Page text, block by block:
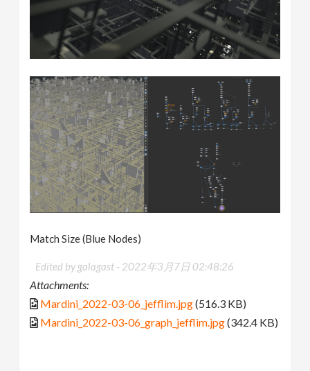
Match Size (Blue Nodes)
Edited by galagast - 2022年3月7日 02:48:26
Attachments:
Mardini_2022-03-06_jefflim.jpg(516.3 KB)
Mardini_2022-03-06_graph_jefflim.jpg(342.4 KB)